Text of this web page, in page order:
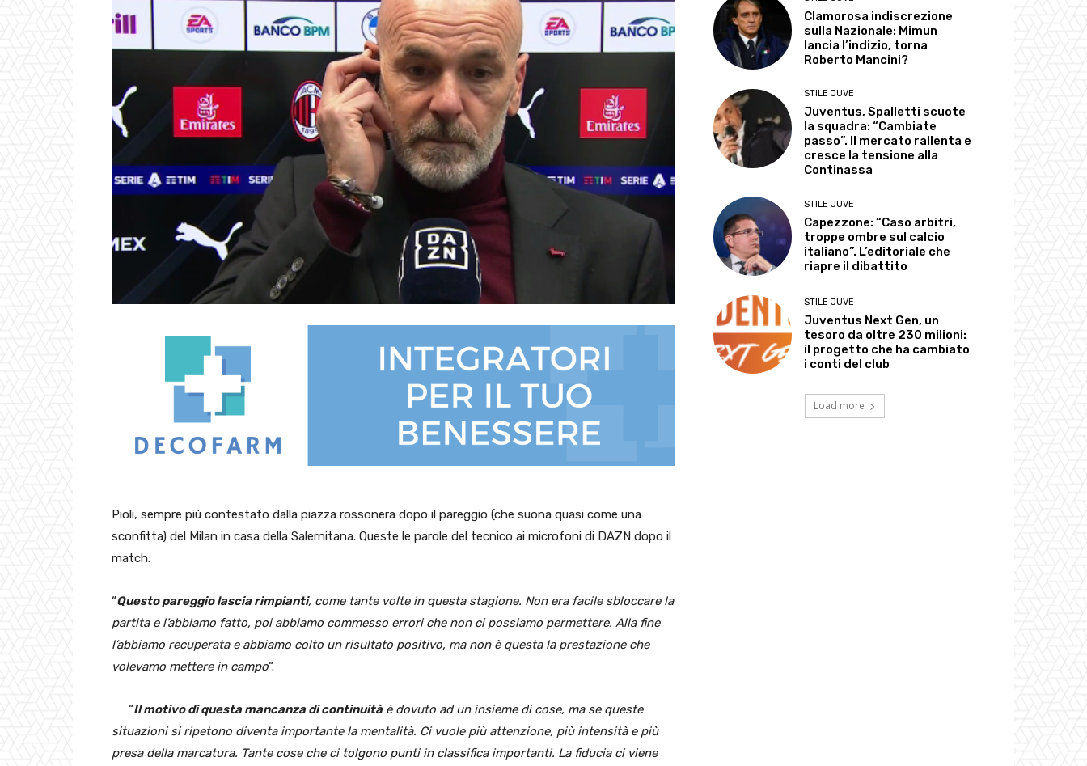
Pioli, sempre più contestato dalla piazza rossonera dopo il pareggio (che suona quasi come una
sconfitta) del Milan in casa della Salernitana. Queste le parole del tecnico ai microfoni di DAZN dopo il
match:
“Questo pareggio lascia rimpianti, come tante volte in questa stagione. Non era facile sbloccare la
partita e l’abbiamo fatto, poi abbiamo commesso errori che non ci possiamo permettere. Alla fine
l’abbiamo recuperata e abbiamo colto un risultato positivo, ma non è questa la prestazione che
volevamo mettere in campo“.
“Il motivo di questa mancanza di continuitàè dovuto ad un insieme di cose, ma se queste
situazioni si ripetono diventa importante la mentalità. Ci vuole più attenzione, più intensità e più
presa della marcatura. Tante cose che ci tolgono punti in classifica importanti. La fiducia ci viene
Clamorosa indiscrezione
sulla Nazionale: Mimun
lancia l’indizio, torna
Roberto Mancini?
STILE JUVE
Juventus, Spalletti scuote
la squadra: “Cambiate
passo”. Il mercato rallenta e
cresce la tensione alla
Continassa
STILE JUVE
Capezzone: “Caso arbitri,
troppe ombre sul calcio
italiano”. L’editoriale che
riapre il dibattito
STILE JUVE
Juventus Next Gen, un
tesoro da oltre 230 milioni:
il progetto che ha cambiato
i conti del club
Load more